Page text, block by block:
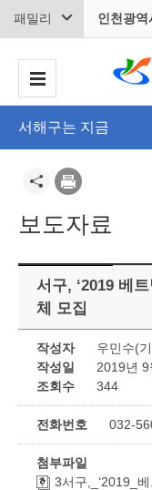
패밀리 인천광
서해구는 지금
보도자료
서구, ‘2019 베
체 모집
작성자
우민수(
작성일
2019년
조회수
344
전화번호 032-
첨부파일
3서구,_‘2019_